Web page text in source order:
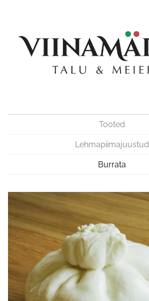
Tooted
Lehmapiimajuustud
Burrata